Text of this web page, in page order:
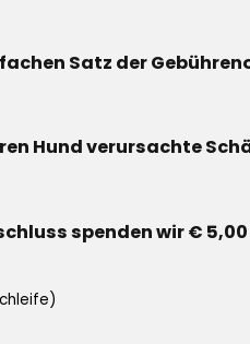
Satz der
Hund verursachte
spenden wir €